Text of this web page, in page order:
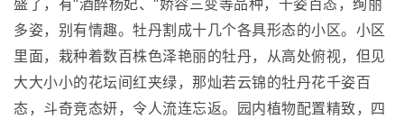
盛了，有“酒醉杨妃、“娇容三变等品种，千姿百态，绚丽
多姿，别有情趣。牡丹割成十几个各具形态的小区。小区
里面，栽种着数百株色泽艳丽的牡丹，从高处俯视，但见
大大小小的花坛间红夹绿，那灿若云锦的牡丹花千姿百
态，斗奇竞态妍，令人流连忘返。园内植物配置精致，四